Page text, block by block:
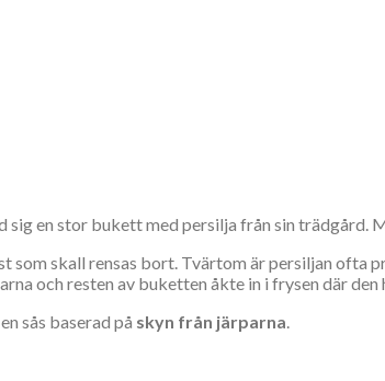
sig en stor bukett med persilja från sin trädgård.
skall rensas bort. Tvärtom är persiljan ofta
och resten av buketten åkte in i frysen där
sås baserad på skyn från järparna.